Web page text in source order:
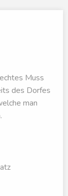
Muss
des Dorfes
man